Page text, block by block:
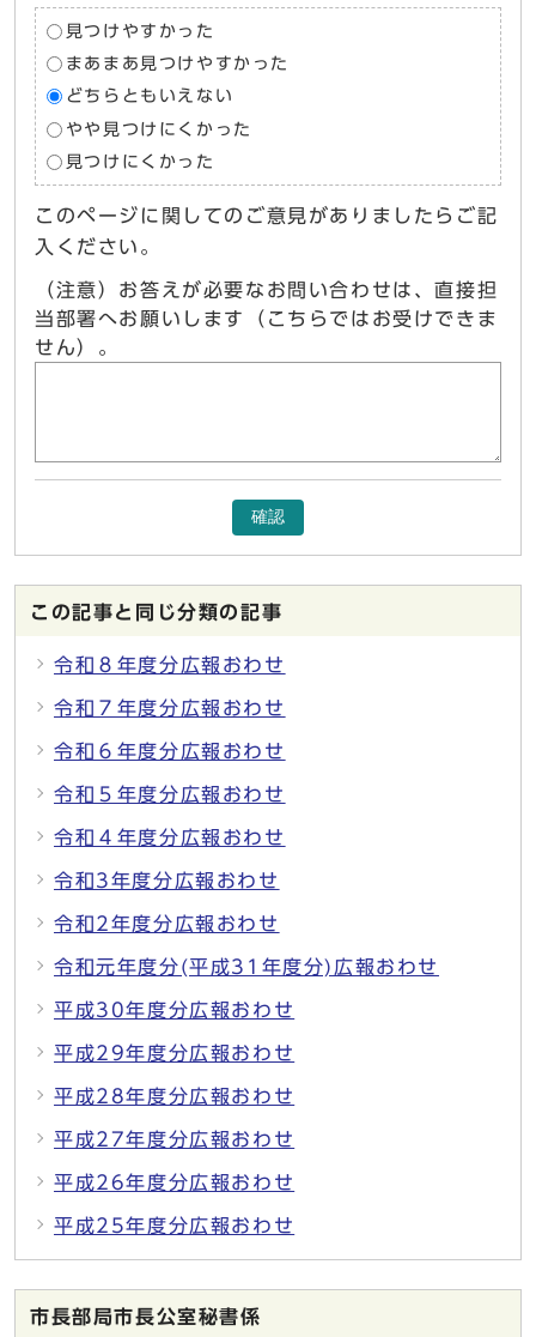
見つけやすかった
まあまあ見つけやすかった
どちらともいえない
やや見つけにくかった
見つけにくかった
このページに関してのご意見がありましたらご記
入ください。
（注意）お答えが必要なお問い合わせは、直接担
当部署へお願いします（こちらではお受けできま
せん）。
確認
この記事と同じ分類の記事
令和８年度分広報おわせ
令和７年度分広報おわせ
令和６年度分広報おわせ
令和５年度分広報おわせ
令和４年度分広報おわせ
令和3年度分広報おわせ
令和2年度分広報おわせ
令和元年度分(平成31年度分)広報おわせ
平成30年度分広報おわせ
平成29年度分広報おわせ
平成28年度分広報おわせ
平成27年度分広報おわせ
平成26年度分広報おわせ
平成25年度分広報おわせ
市長部局市長公室秘書係